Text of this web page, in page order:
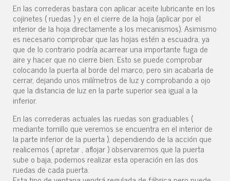
En las correderas bastara con aplicar aceite lubricante en los
cojinetes ( ruedas ) y en el cierre de la hoja (aplicar por el
interior de la hoja directamente a los mecanismos). Asimismo
es necesario comprobar que las hojas estén a escuadra, ya
que de lo contrario podría acarrear una importante fuga de
aire y hacer que no cierre bien. Esto se puede comprobar
colocando la puerta al borde del marco, pero sin acabarla de
cerrar, dejando unos milímetros de luz y comprobando a ojo
que la distancia de luz en la parte superior sea igual a la
inferior.
En las correderas actuales las ruedas son graduables (
mediante tornillo que veremos se encuentra en el interior de
la parte inferior de la puerta ), dependiendo de la acción que
realicemos ( apretar , aflojar ) observaremos que la puerta
sube o baja, podemos realizar esta operación en las dos
ruedas de cada puerta.